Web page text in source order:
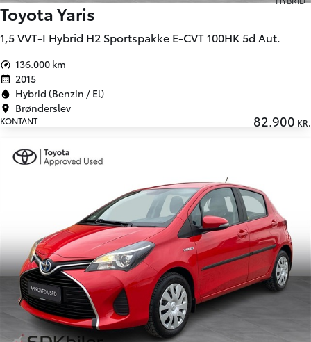
Toyota Yaris
1,5 VVT-I Hybrid H2 Sportspakke E-CVT 100HK 5d Aut.
136.000 km
2015
Hybrid (Benzin / El)
Brønderslev
KONTANT 82.900 KR.